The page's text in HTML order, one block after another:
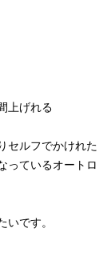
上げれる
セルフでかけれた
っているオートロ
いです。